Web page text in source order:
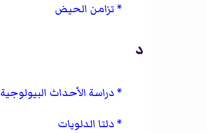
تزامن الحيض
د
دراسة الأحداث البيولوجية
دلتا الدلويات